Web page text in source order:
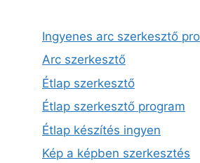
Ingyenes arc szerkesztő
Arc szerkesztő
Étlap szerkesztő
Étlap szerkesztő program
Étlap készítés ingyen
Kép a képben szerkesztés